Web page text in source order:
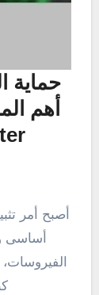
حماية
أهم
أصبح أمر
أساسى